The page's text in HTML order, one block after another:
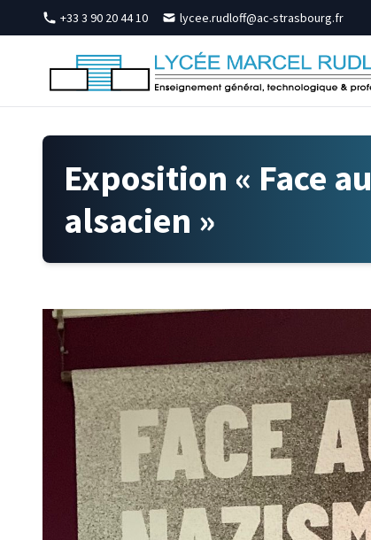
Skip to content+33 3 90 20 44 10 lycee.rudloff@ac-strasbourg.fr
Exposition « Face
alsacien »